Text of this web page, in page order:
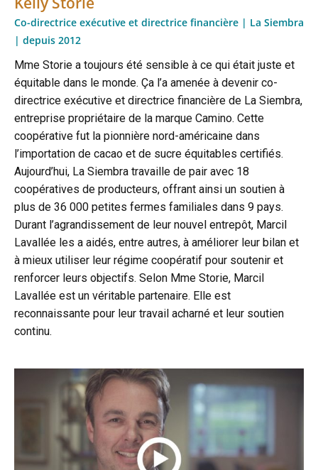
Co-directrice exécutive et directrice financière | La Siembra
| depuis 2012
Mme Storie a toujours été sensible à ce qui était juste et
équitable dans le monde. Ça l’a amenée à devenir co-
directrice exécutive et directrice financière de La Siembra,
entreprise propriétaire de la marque Camino. Cette
coopérative fut la pionnière nord-américaine dans
l’importation de cacao et de sucre équitables certifiés.
Aujourd’hui, La Siembra travaille de pair avec 18
coopératives de producteurs, offrant ainsi un soutien à
plus de 36 000 petites fermes familiales dans 9 pays.
Durant l’agrandissement de leur nouvel entrepôt, Marcil
Lavallée les a aidés, entre autres, à améliorer leur bilan et
à mieux utiliser leur régime coopératif pour soutenir et
renforcer leurs objectifs. Selon Mme Storie, Marcil
Lavallée est un véritable partenaire. Elle est
reconnaissante pour leur travail acharné et leur soutien
continu.